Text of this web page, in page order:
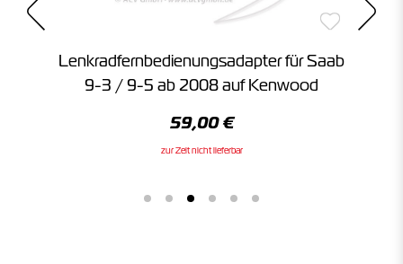
Lenkradfernbedienungsadapter für Saab
9-3 / 9-5 ab 2008 auf Kenwood
59,00 €
zur Zeit nicht lieferbar